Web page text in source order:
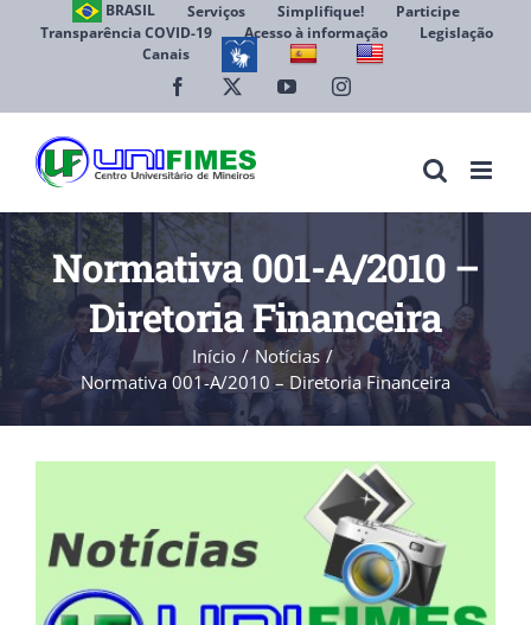
BRASIL Serviços Simplifique!
Participe
Transparência COVID-19
Acesso à informação
Legislação
Canais
Facebook YouTubeInstagram
Normativa 001-A/2010 –
Diretoria Financeira
Início
Notícias
Normativa 001-A/2010 – Diretoria Financeira